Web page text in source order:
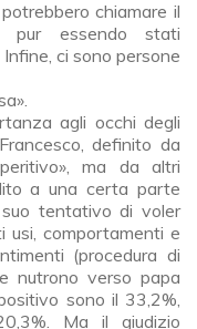
chiamare il
pur essendo stati
ci sono persone
agli occhi degli
definito da
ma da altri
a una certa parte
tentativo di voler
usi, comportamenti e
(procedura di
nutrono verso papa
sono il 33,2%,
Ma il giudizio